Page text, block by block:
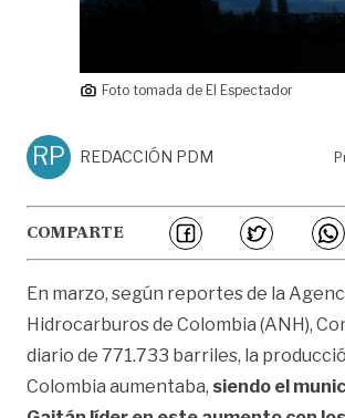
Foto tomada de El Espectador
RP REDACCIÓN PDM
COMPARTE
En marzo, según reportes de la
Hidrocarburos de Colombia (ANH),
diario de 771.733 barriles, la
Colombia aumentaba, siendo el